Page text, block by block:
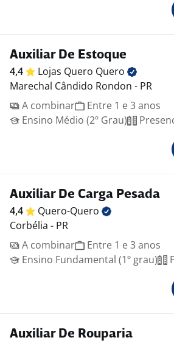
Auxiliar De Estoque
4,4 Lojas Quero Quero
Marechal Cândido Rondon - PR
A combinar
Entre 1 e 3 anos
Ensino Médio (2º Grau)
Auxiliar De Carga Pesada
4,4
Quero-Quero
Corbélia - PR
A combinar
Entre 1 e 3 anos
Ensino Fundamental (1º grau)
Auxiliar De Rouparia